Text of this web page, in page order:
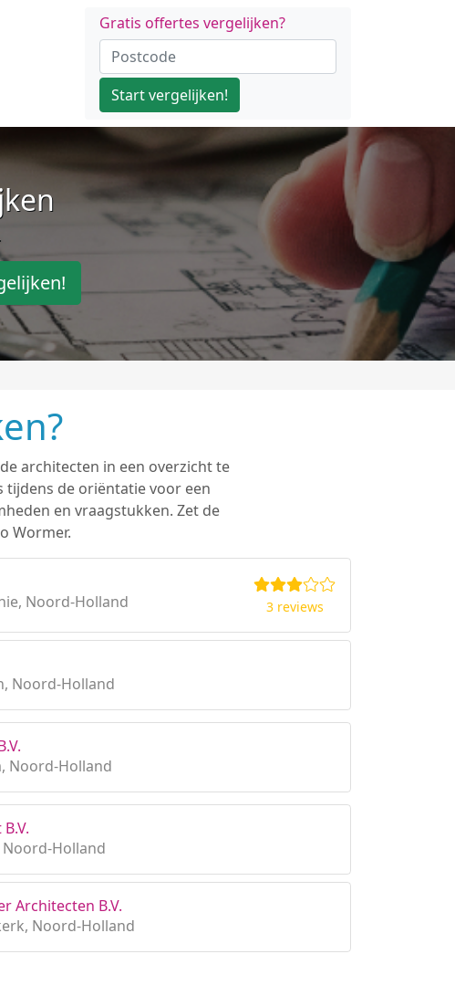
Gratis offertes vergelijken?
Start vergelijken!
architecten in een overzicht te
tijdens de oriëntatie voor een
en vraagstukken. Zet de
Wormer.
Noord-Holland
3 reviews
Noord-Holland
Noord-Holland
Holland
Architecten B.V.
Noord-Holland